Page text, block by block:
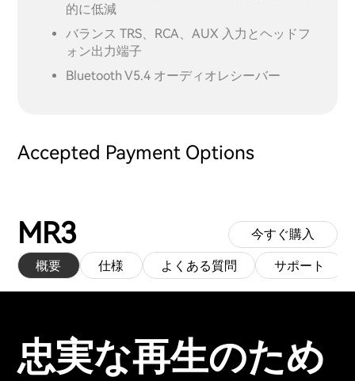
的に低減
バランス TRS、RCA、AUX 入力とヘッドフ
ォン出力端子
Bluetooth V5.4 オーディオレシーバー
Accepted Payment Options
MR3
概要 仕様 よくある質問 サポート
今すぐ購入
忠実な再生のため